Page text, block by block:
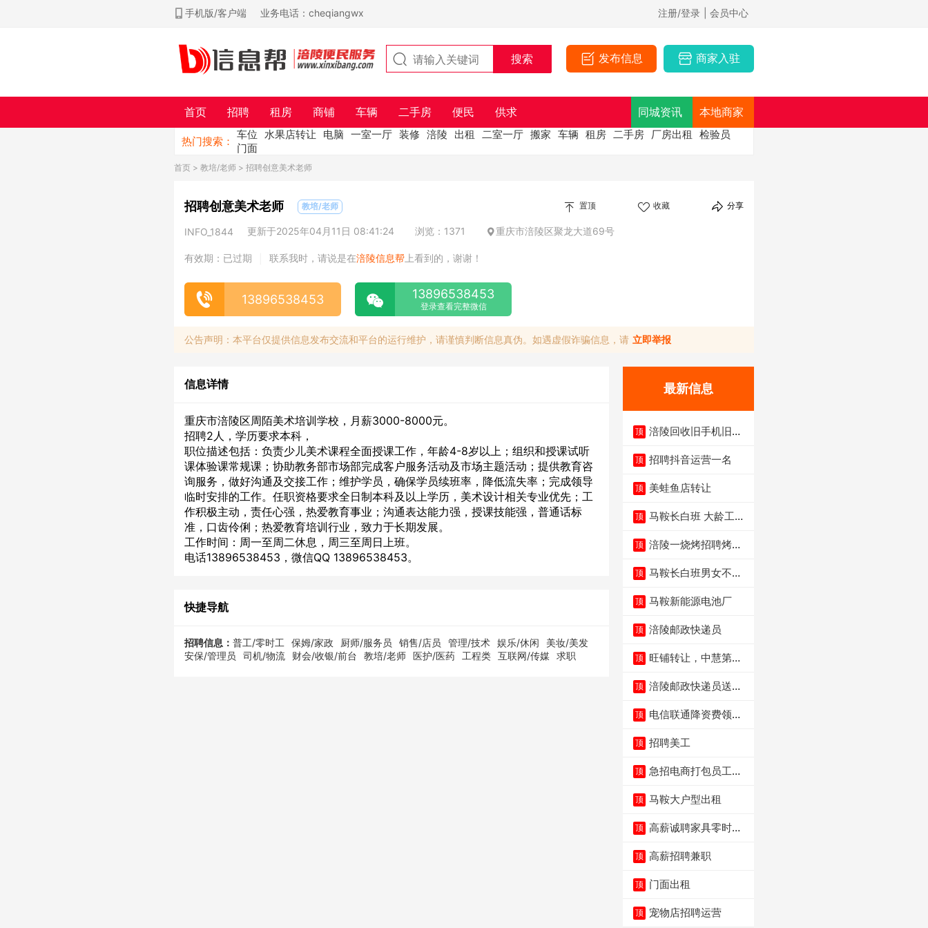
手机版/客户端 业务电话：cheqiangwx 注册/登录 | 会员中心
发布信息 商家入驻
首页 招聘 租房 商铺 车辆 二手房 便民 供求 同城资讯 本地商家
热门搜索：
车位 水果店转让 电脑 一室一厅 装修 涪陵 出租 二室一厅 搬家 车辆 租房 二手房 厂房出租
检验员
门面
首页 > 教培/老师 > 招聘创意美术老师
招聘创意美术老师 教培/老师 置顶 收藏 分享
INFO_1844 更新于2025年04月11日 08:41:24 浏览：1371 重庆市涪陵区聚龙大道69号
有效期：已过期 联系我时，请说是在涪陵信息帮 上看到的，谢谢！
13896538453 13896538453
登录查看完整微信
公告声明：本平台仅提供信息发布交流和平台的运行维护，请谨慎判断信息真伪。如遇虚假诈骗信息，请 立即举报
信息详情
重庆市涪陵区周陌美术培训学校，月薪3000-8000元。
招聘2人，学历要求本科，
职位描述包括：负责少儿美术课程全面授课工作，年龄4-8岁以上；组织和授课试听
课体验课常规课；协助教务部市场部完成客户服务活动及市场主题活动；提供教育咨
询服务，做好沟通及交接工作；维护学员，确保学员续班率，降低流失率；完成领导
临时安排的工作。任职资格要求全日制本科及以上学历，美术设计相关专业优先；工
作积极主动，责任心强，热爱教育事业；沟通表达能力强，授课技能强，普通话标
准，口齿伶俐；热爱教育培训行业，致力于长期发展。
工作时间：周一至周二休息，周三至周日上班。
电话13896538453，微信QQ 13896538453。
快捷导航
招聘信息： 普工/零时工 保姆/家政 厨师/服务员 销售/店员 管理/技术 娱乐/休闲
美妆/美发
安保/管理员
司机/物流 财会/收银/前台 教培/老师 医护/医药 工程类 互联网/传媒 求职
最新信息
顶 涪陵回收旧手机旧电
顶 招聘抖音运营一名
顶 美蛙鱼店转让
顶 马鞍长白班 大龄工大
顶 涪陵一烧烤招聘烤工
顶 马鞍长白班男女不限
顶 马鞍新能源电池厂
顶 涪陵邮政快递员
顶 旺铺转让，中慧第一
顶 涪陵邮政快递员送货
顶 电信联通降资费领价
顶 招聘美工
顶 急招电商打包员工作
顶 马鞍大户型出租
顶 高薪诚聘家具零时促
顶 高薪招聘兼职
顶 门面出租
顶 宠物店招聘运营